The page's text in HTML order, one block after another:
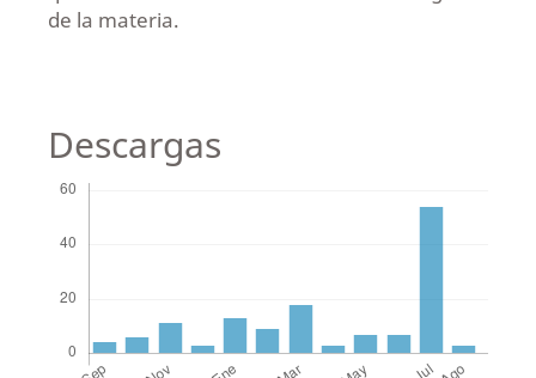
de la materia.
Descargas